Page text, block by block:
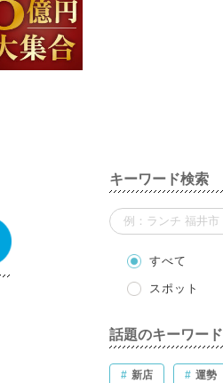
キーワード検索
すべて
スポット
話題のキーワード
# 新店 # 運勢